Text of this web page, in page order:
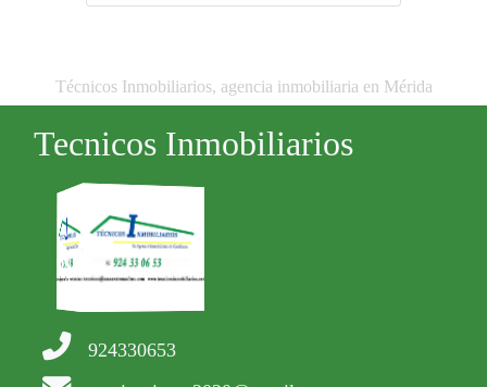
Técnicos Inmobiliarios, agencia inmobiliaria en Mérida
Tecnicos Inmobiliarios
924330653